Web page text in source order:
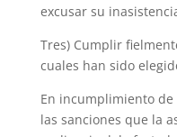
excusar su
Tres) Cumplir
cuales han sido
En incumplimiento de
las sanciones que la